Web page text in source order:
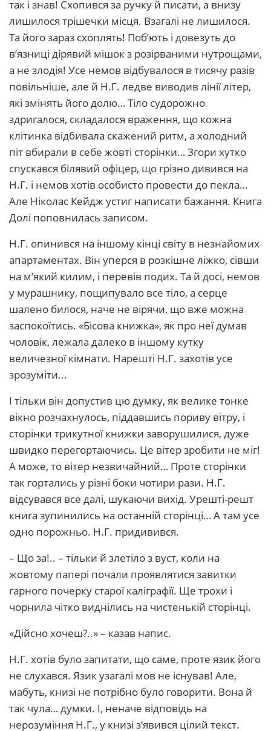
так і знав! Схопився за ручку й писати, а внизу
лишилося трішечки місця. Взагалі не лишилося.
Та його зараз схоплять! Поб’ють і довезуть до
в’язниці дірявий мішок з розірваними нутрощами,
а не злодія! Усе немов відбувалося в тисячу разів
повільніше, але й Н.Г. ледве виводив лінії літер,
які змінять його долю… Тіло судорожно
здригалося, складалося враження, що кожна
клітинка відбивала скажений ритм, а холодний
піт вбирали в себе жовті сторінки… Згори хутко
спускався білявий офіцер, що грізно дивився на
Н.Г. і немов хотів особисто провести до пекла…
Але Ніколас Кейдж устиг написати бажання. Книга
Долі поповнилась записом.
Н.Г. опинився на іншому кінці світу в незнайомих
апартаментах. Він уперся в розкішне ліжко, сівши
на м’який килим, і перевів подих. Та й досі, немов
у мурашнику, пощипувало все тіло, а серце
шалено билося, наче не вірячи, що вже можна
заспокоїтись. «Бісова книжка», як про неї думав
чоловік, лежала далеко в іншому кутку
величезної кімнати. Нарешті Н.Г. захотів усе
зрозуміти...
І тільки він допустив цю думку, як велике тонке
вікно розчахнулось, піддавшись пориву вітру, і
сторінки трикутної книжки заворушилися, дуже
швидко перегортаючись. Це вітер зробити не міг!
А може, то вітер незвичайний… Проте сторінки
так гортались у різні боки чотири рази. Н.Г.
відсувався все далі, шукаючи вихід. Урешті-решт
книга зупинились на останній сторінці… А там усе
одно порожньо. Н.Г. придивився.
– Що за!.. – тільки й злетіло з вуст, коли на
жовтому папері почали проявлятися завитки
гарного почерку старої каліграфії. Ще трохи і
чорнила чітко виднілись на чистенькій сторінці.
«Дійсно хочеш?..» – казав напис.
Н.Г. хотів було запитати, що саме, проте язик його
не слухався. Язик узагалі мов не існував! Але,
мабуть, книзі не потрібно було говорити. Вона й
так чула… думки. І, неначе відповідь на
нерозуміння Н.Г., у книзі з’явився цілий текст.